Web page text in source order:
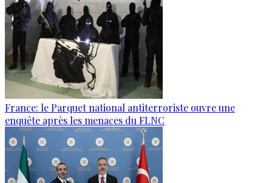
France: le Parquet national antiterroriste ouvre une
enquête après les menaces du FLNC